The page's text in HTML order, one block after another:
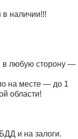
наличии!!!
в любую сторону —
на месте — до 1
области!
и на залоги.